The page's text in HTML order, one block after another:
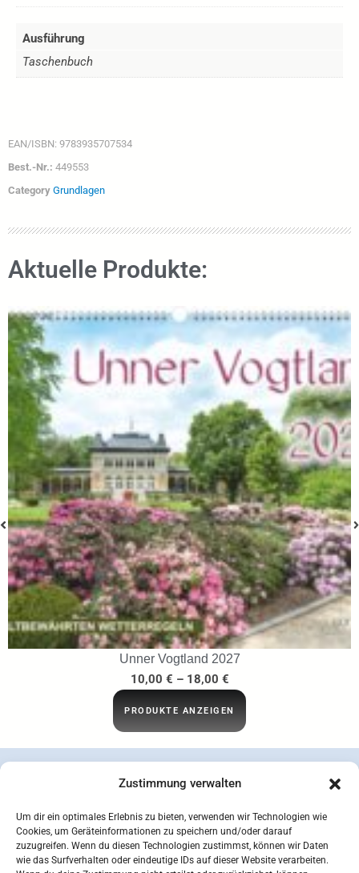
Zustimmung verwalten
Um dir ein optimales Erlebnis zu bieten, verwenden wir Technologien wie
Cookies, um Geräteinformationen zu speichern und/oder darauf
zuzugreifen. Wenn du diesen Technologien zustimmst, können wir Daten
wie das Surfverhalten oder eindeutige IDs auf dieser Website verarbeiten.
Ausführung
Taschenbuch
EAN/ISBN: 9783935707534
Best.-Nr.: 449553
Category Grundlagen
Aktuelle Produkte:
Unner Vogtland 2027
10,00 € – 18,00 €
PRODUKTE ANZEIGEN